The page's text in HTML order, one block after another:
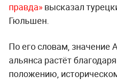
правда»высказал
Гюльшен.
По его словам, значение
альянса растёт
положению,